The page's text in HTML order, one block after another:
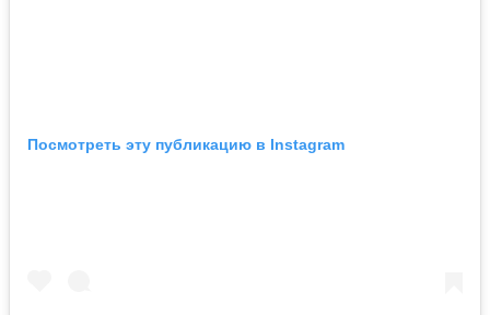
Посмотреть эту публикацию в Instagram